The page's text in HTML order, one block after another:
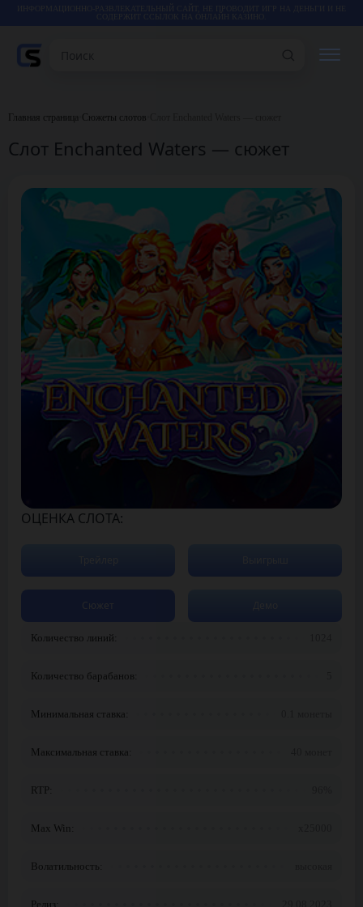
СОДЕРЖИТ ССЫЛОК НА ОНЛАЙН КАЗИНО.
КАЗИНО
ИГРЫ
СТАТЬИ
ВИДЕО
Главная страница Сюжеты слотов
Слот Enchanted Waters — сюжет
ОЦЕНКА СЛОТА:
Количество линий:
Количество барабанов:
Минимальная ставка:
Максимальная ставка:
RTP:
Max Win:
Волатильность:
Релиз:
Сюжет